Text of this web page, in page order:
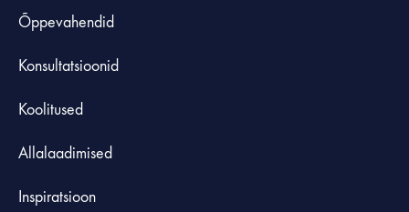
Õppevahendid
Konsultatsioonid
Koolitused
Allalaadimised
Inspiratsioon